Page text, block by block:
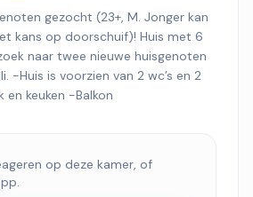
gezocht (23+, M. Jonger kan
kans op doorschuif)! Huis met 6
naar twee nieuwe huisgenoten
-Huis is voorzien van 2 wc’s en 2
en keuken -Balkon
op deze kamer, of